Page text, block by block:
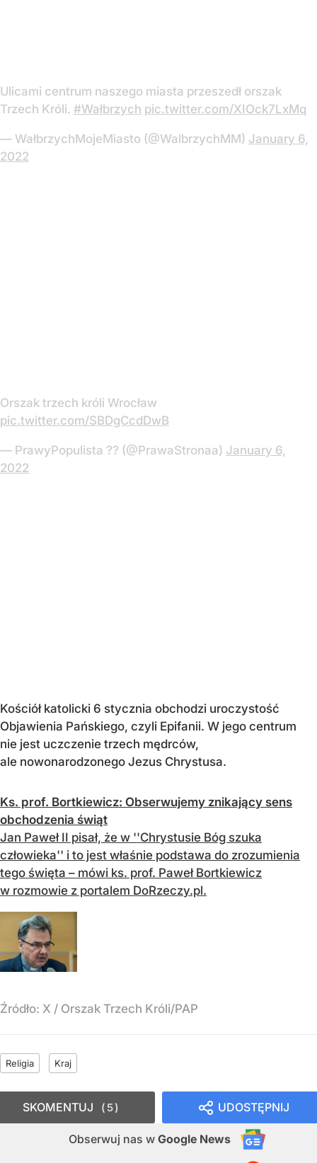
Ulicami centrum naszego miasta przeszedł orszak
Trzech Króli. #Wałbrzych pic.twitter.com/XIOck7LxMq
— WałbrzychMojeMiasto (@WalbrzychMM) January 6,
2022
Orszak trzech króli Wrocław
pic.twitter.com/SBDgCcdDwB
— PrawyPopulista ?? (@PrawaStronaa) January 6,
2022
Kościół katolicki 6 stycznia obchodzi uroczystość
Objawienia Pańskiego, czyli Epifanii. W jego centrum
nie jest uczczenie trzech mędrców,
ale nowonarodzonego Jezus Chrystusa.
Ks. prof. Bortkiewicz: Obserwujemy znikający sens
obchodzenia świąt
Jan Paweł II pisał, że w ''Chrystusie Bóg szuka
człowieka'' i to jest właśnie podstawa do zrozumienia
tego święta – mówi ks. prof. Paweł Bortkiewicz
w rozmowie z portalem DoRzeczy.pl.
Źródło: X / Orszak Trzech Króli/PAP
Religia Kraj
UDOSTĘPNIJ
Obserwuj nas w Google News
SKOMENTUJ 5